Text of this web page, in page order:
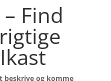
Find
beskrive og komme